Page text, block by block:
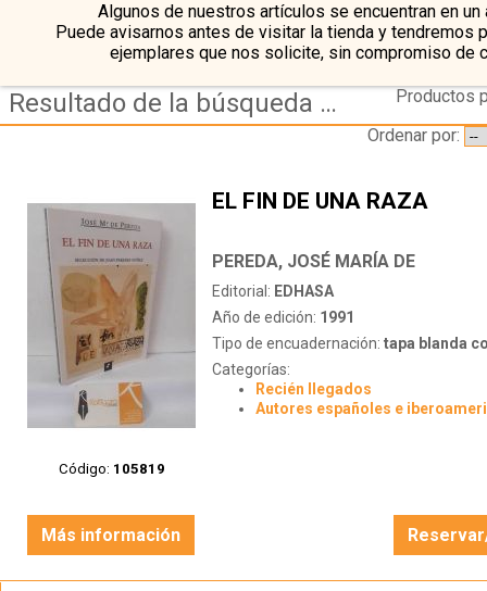
Algunos de nuestros artículos se encuentran en un
Puede avisarnos antes de visitar la tienda y tendremos
ejemplares que nos solicite, sin compromiso de
Resultado de la búsqueda de editorial edhasa
Productos
Ordenar por:
Código: 105819
EL FIN DE UNA RAZA
PEREDA, JOSÉ MARÍA DE
Editorial: EDHASA
Año de edición: 1991
Tipo de encuadernación: tapa blanda
Categorías:
Recién llegados
Autores españoles e
Más información